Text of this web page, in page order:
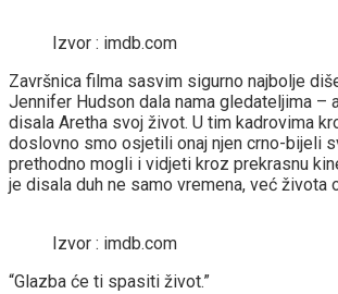
Izvor : imdb.com
Završnica filma sasvim sigurno najbolje
Jennifer Hudson dala nama gledateljima –
disala Aretha svoj život. U tim kadrovima
doslovno smo osjetili onaj njen crno-bijeli
prethodno mogli i vidjeti kroz prekrasnu
je disala duh ne samo vremena, već života
Izvor : imdb.com
“Glazba će ti spasiti život.”